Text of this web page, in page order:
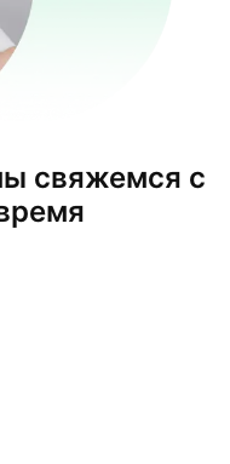
свяжемся с